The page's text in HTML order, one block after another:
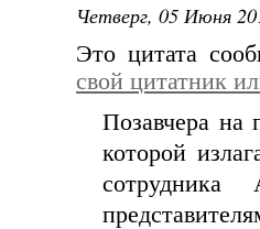
Четверг, 05 Июня
Это цитата
свой цитатник
Позавчера на
которой
сотрудника